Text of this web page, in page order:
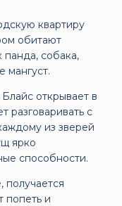
квартиру
обитают
панда, собака,
мангуст.
открывает в
с
из зверей
ярко
способности.
получается
попеть и